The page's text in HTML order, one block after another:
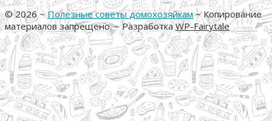
©2026~Полезные советы домохозяйкам~ Копирование
материалов запрещено. ~ РазработкаWP-Fairytale